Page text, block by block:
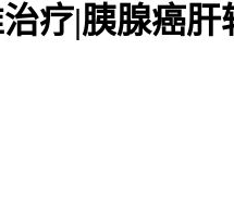
疗|胰腺癌